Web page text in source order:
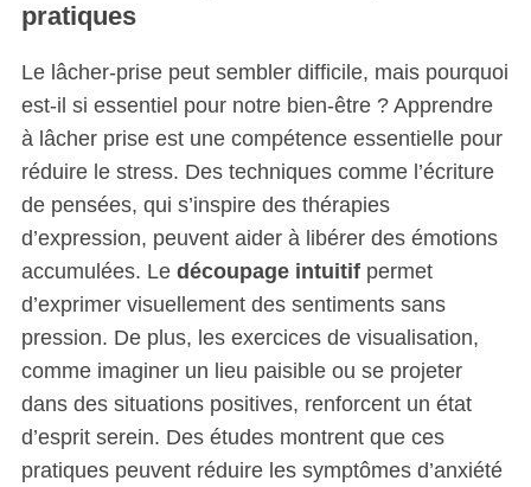
pratiques
Le lâcher-prise peut sembler difficile, mais pourquoi
est-il si essentiel pour notre bien-être ? Apprendre
à lâcher prise est une compétence essentielle pour
réduire le stress. Des techniques comme l’écriture
de pensées, qui s’inspire des thérapies
d’expression, peuvent aider à libérer des émotions
accumulées. Le découpage intuitifpermet
d’exprimer visuellement des sentiments sans
pression. De plus, les exercices de visualisation,
comme imaginer un lieu paisible ou se projeter
dans des situations positives, renforcent un état
d’esprit serein. Des études montrent que ces
pratiques peuvent réduire les symptômes d’anxiété
a
c
o
r
: